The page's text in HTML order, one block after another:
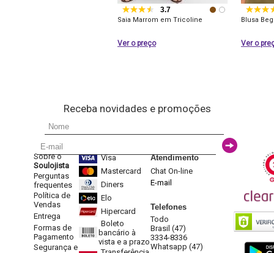
3.7
Saia Marrom em Tricoline
Ver o preço
Blusa
Ver o
Receba novidades e promoções
Sobre o
Soulojista
Perguntas
frequentes
Política de
Vendas
Entrega
Formas de
Pagamento
Segurança e
Visa
Mastercard
Diners
Elo
Hipercard
Boleto
bancário à
vista e a prazo
Atendimento
Chat On-line
E-mail
Telefones
Todo
Brasil (47)
3334-8336
Whatsapp (47)